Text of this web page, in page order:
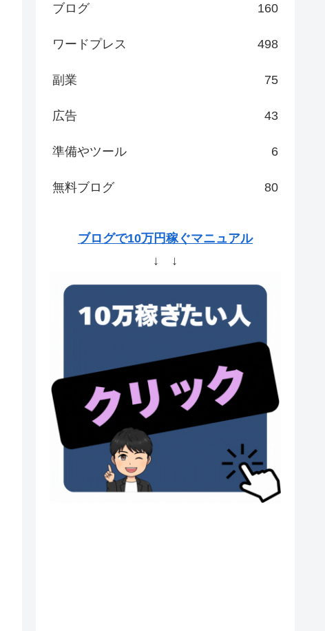
ブログ 160
ワードプレス 498
副業 75
広告 43
準備やツール 6
無料ブログ 80
ブログで10万円稼ぐマニュアル
↓ ↓